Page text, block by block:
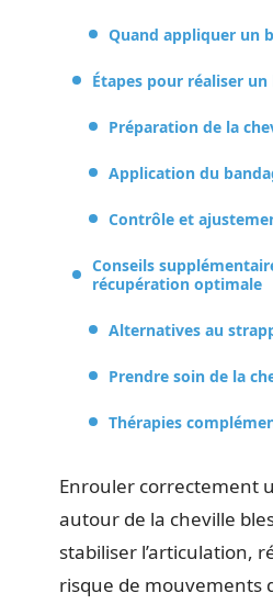
Quand appliquer un
Étapes pour réaliser
Préparation de la
Application du
Contrôle et
Conseils
récupération optimale
Alternatives au
Prendre soin de la
Thérapies
Enrouler correctement
autour de la cheville
stabiliser l’articulation,
risque de mouvements